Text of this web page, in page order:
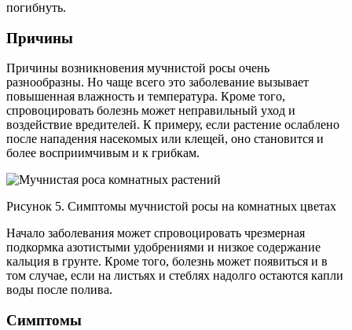
погибнуть.
Причины
Причины возникновения мучнистой росы очень
разнообразны. Но чаще всего это заболевание вызывает
повышенная влажность и температура. Кроме того,
спровоцировать болезнь может неправильный уход и
воздействие вредителей. К примеру, если растение ослаблено
после нападения насекомых или клещей, оно становится и
более восприимчивым и к грибкам.
Рисунок 5. Симптомы мучнистой росы на комнатных цветах
Начало заболевания может спровоцировать чрезмерная
подкормка азотистыми удобрениями и низкое содержание
кальция в грунте. Кроме того, болезнь может появиться и в
том случае, если на листьях и стеблях надолго остаются капли
воды после полива.
Симптомы